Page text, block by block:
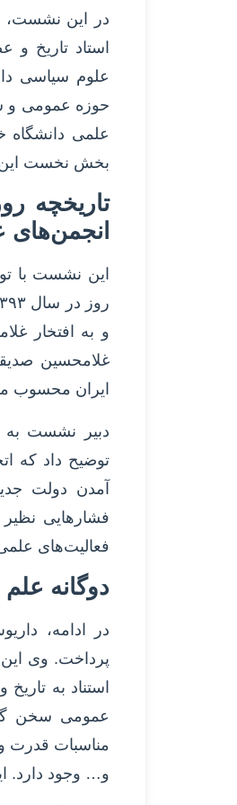
در این نشست،
استاد تاریخ و
علوم سیاسی
حوزه عمومی و
علمی
بخش نخست
تاریخچه
این نشست با
و به افتخار
غلامحسین
ایران محسوب
دبیر نشست به
آمدن دولت
فشارهایی
فعالیت‌های
دوگانه
در ادامه،
پرداخت. وی این
استناد به
عمومی سخن
مناسبات قدرت
و… وجود دارد.